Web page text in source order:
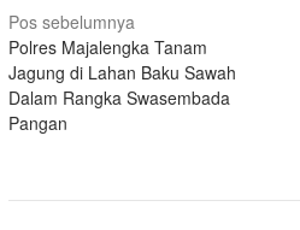
Navigasi
pos
Pos sebelumnya
Polres Majalengka Tanam
Jagung di Lahan Baku Sawah
Dalam Rangka Swasembada
Pangan